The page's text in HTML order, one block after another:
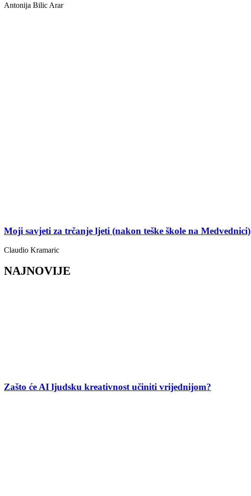
Antonija Bilic Arar
Moji savjeti za trčanje ljeti (nakon teške škole na Medvednici)
Claudio Kramaric
NAJNOVIJE
Zašto će AI ljudsku kreativnost učiniti vrijednijom?